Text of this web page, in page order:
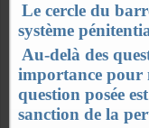
Le cercle du
système
Au-delà des
importance pour
question posée
sanction de la